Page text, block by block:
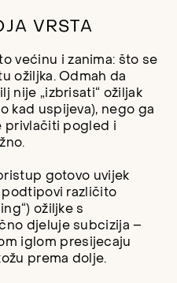
VRSTA
većinu i zanima: što se
ožiljka. Odmah da
nije „izbrisati“ ožiljak
kad uspijeva), nego ga
privlačiti pogled i
gotovo uvijek
različito
ožiljke s
djeluje subcizija –
iglom presijecaju
prema dolje.